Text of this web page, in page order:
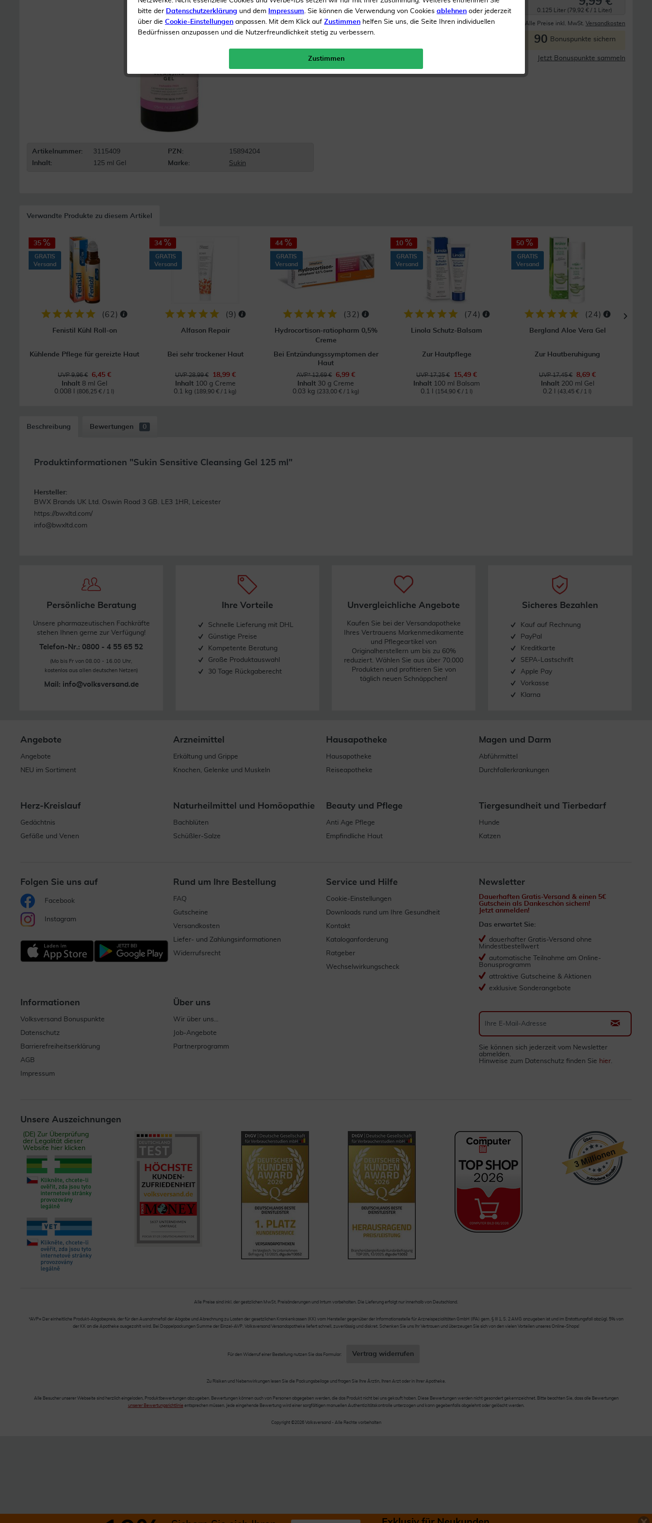
Artikelnummer: 3115409 PZN:
15894204
Inhalt:
125 ml Gel Marke: Sukin
Inhalt125 ml Gel
0.125 Liter (79,92 € / 1 Liter)
Gratis Versand ab 19 € Derzeit nicht lieferbar Alle Preise inkl. MwSt. Versandkosten
90 Bonuspunkte sichern
Jetzt Bonuspunkte sammeln
Verwandte Produkte zu diesem Artikel
35
GRATIS
Versand
(62 )
Fenistil Kühl Roll-on
Kühlende Pflege für gereizte Haut
UVP 9,96 €
6,45 €
Inhalt 8 ml Gel
0.008 l
(806,25 € / 1 l)
34
GRATIS
Versand
(9)
Alfason Repair
Bei sehr trockener Haut
UVP 28,99 €
18,99 €
Inhalt 100 g Creme
0.1 kg (189,90 € / 1 kg)
44
GRATIS
Versand
(32 )
Hydrocortison-ratiopharm 0,5%
Creme
Bei Entzündungssymptomen der
Haut
AVP* 12,69 €
6,99 €
Inhalt 30 g Creme
0.03 kg (233,00 € / 1 kg)
10
GRATIS
Versand
( 74)
Linola Schutz-Balsam
Zur Hautpflege
UVP 17,25 €
15,49 €
Inhalt 100 ml Balsam
0.1 l
(154,90 € / 1 l)
50
GRATIS
Versand
(24)
Bergland Aloe Vera Gel
Zur Hautberuhigung
UVP 17,45 €
8,69 €
Inhalt 200 ml Gel
0.2 l
(43,45 € / 1 l)
Beschreibung Bewertungen 0
Produktinformationen "Sukin Sensitive Cleansing Gel 125 ml"
Hersteller:
BWX Brands UK Ltd. Oswin Road 3 GB. LE3 1HR, Leicester
https://bwxltd.com/
info@bwxltd.com
Persönliche Beratung
Unsere pharmazeutischen Fachkräfte
stehen Ihnen gerne zur Verfügung!
Telefon-Nr.: 0800 - 4 55 65 52
(Mo bis Fr von 08.00 - 16.00 Uhr,
kostenlos aus allen deutschen Netzen)
Mail: info@volksversand.de
Ihre Vorteile
Schnelle Lieferung mit DHL
Günstige Preise
Kompetente Beratung
Große Produktauswahl
30 Tage Rückgaberecht
Unvergleichliche Angebote
Kaufen Sie bei der Versandapotheke
Ihres Vertrauens Markenmedikamente
und Pflegeartikel von
Originalherstellern um bis zu 60%
reduziert. Wählen Sie aus über 70.000
Produkten und profitieren Sie von
täglich neuen Schnäppchen!
Sicheres Bezahlen
Kauf auf Rechnung
PayPal
Kreditkarte
SEPA-Lastschrift
Apple Pay
Vorkasse
Klarna
Angebote
Angebote
NEU im Sortiment
Arzneimittel
Erkältung und Grippe
Knochen, Gelenke und Muskeln
Hausapotheke
Hausapotheke
Reiseapotheke
Magen und Darm
Abführmittel
Durchfallerkrankungen
Herz-Kreislauf
Gedächtnis
Gefäße und Venen
Naturheilmittel und Homöopathie
Bachblüten
Schüßler-Salze
Beauty und Pflege
Anti Age Pflege
Empfindliche Haut
Tiergesundheit und Tierbedarf
Hunde
Katzen
Folgen Sie uns auf
Facebook
Instagram
Rund um Ihre Bestellung
FAQ
Gutscheine
Versandkosten
Liefer- und Zahlungsinformationen
Widerrufsrecht
Service und Hilfe
Cookie-Einstellungen
Downloads rund um Ihre Gesundheit
Kontakt
Kataloganforderung
Ratgeber
Wechselwirkungscheck
Informationen
Volksversand Bonuspunkte
Datenschutz
Barrierefreiheitserklärung
AGB
Impressum
Über uns
Wir über uns...
Job-Angebote
Partnerprogramm
Newsletter
Dauerhaften Gratis-Versand & einen 5€
Gutschein als Dankeschön sichern!
Jetzt anmelden!
Das erwartet Sie:
dauerhafter Gratis-Versand ohne
Mindestbestellwert
automatische Teilnahme am Online-
Bonusprogramm
attraktive Gutscheine & Aktionen
exklusive Sonderangebote
Sie können sich jederzeit vom Newsletter
abmelden.
Hinweise zum Datenschutz finden Sie hier.
Unsere Auszeichnungen
(DE) Zur Überprüfung
der Legalität dieser
Website hier klicken
Alle Preise sind inkl. der gestzlichen MwSt. Preisänderungen und Irrtum vorbehalten. Die Lieferung erfolgt nur innerhalb von Deutschland.
*AVP= Der einheitliche Produkt-Abgabepreis, der für den Ausnahmefall der Abgabe und Abrechnung zu Lasten der gesetzlichen Krankenkassen (KK) vom Hersteller gegenüber der Informationsstelle für Arzneispezialitäten GmbH (IFA) gem. § III 1, S. 2 AMG anzugeben ist und im Erstattungsfall abzügl. 5% von
der KK an die Apotheke ausgezahlt wird. Bei Doppelpackungen Summe der Einzel-AVP. Volksversand Versandapotheke liefert schnell, zuverlässig und diskret. Schenken Sie uns Ihr Vertrauen und überzeugen Sie sich von den vielen Vorteilen unseres Online-Shops!
Für den Widerruf einer Bestellung nutzen Sie das Formular: Vertrag widerrufen
Zu Risiken und Nebenwirkungen lesen Sie die Packungsbeilage und fragen Sie Ihre Ärztin, Ihren Arzt oder in Ihrer Apotheke.
Alle Besucher unserer Webseite sind herzlich eingeladen, Produktbewertungen abzugeben. Bewertungen können auch von Personen abgegeben werden, die das Produkt nicht bei uns gekauft haben. Diese Bewertungen werden nicht gesondert gekennzeichnet. Bitte beachten Sie, dass alle Bewertungen
unserer Bewertungsrichtlinieentsprechen müssen. Jede eingehende Bewertung wird einer sorgfältigen manuellen Authentizitätskontrolle unterzogen und kann gegebenfalls abgelehnt oder gelöscht werden.
Copyright ©2026 Volksversand - Alle Rechte vorbehalten
bitte der Datenschutzerklärung und dem Impressum. Sie können die Verwendung von Cookies ablehnen oder jederzeit
über die Cookie-Einstellungen anpassen. Mit dem Klick auf Zustimmen helfen Sie uns, die Seite Ihren individuellen
Bedürfnissen anzupassen und die Nutzerfreundlichkeit stetig zu verbessern.
Zustimmen